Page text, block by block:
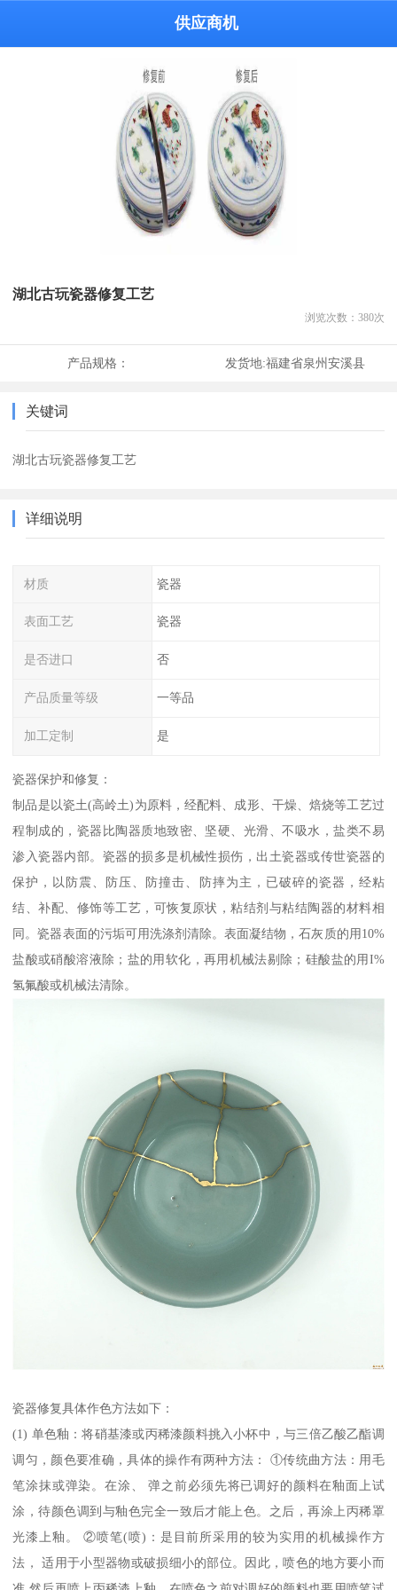
供应商机
湖北古玩瓷器修复工艺
浏览次数： 380次
产品规格： 发货地:福建省泉州安溪县
关键词
湖北古玩瓷器修复工艺
详细说明
材质 瓷器
表面工艺 瓷器
是否进口 否
产品质量等级 一等品
加工定制 是
瓷器保护和修复：
制品是以瓷土(高岭土)为原料，经配料、成形、干燥、焙烧等工艺过
程制成的，瓷器比陶器质地致密、坚硬、光滑、不吸水，盐类不易
渗入瓷器内部。瓷器的损多是机械性损伤，出土瓷器或传世瓷器的
保护，以防震、防压、防撞击、防摔为主，已破碎的瓷器，经粘
结、补配、修饰等工艺，可恢复原状，粘结剂与粘结陶器的材料相
同。瓷器表面的污垢可用洗涤剂清除。表面凝结物，石灰质的用10%
盐酸或硝酸溶液除；盐的用软化，再用机械法剔除；硅酸盐的用I%
氢氟酸或机械法清除。
瓷器修复具体作色方法如下：
(1) 单色釉：将硝基漆或丙稀漆颜料挑入小杯中，与三倍乙酸乙酯调
调匀，颜色要准确，具体的操作有两种方法： ①传统曲方法：用毛
笔涂抹或弹染。在涂、 弹之前必须先将已调好的颜料在釉面上试
涂，待颜色调到与釉色完全一致后才能上色。之后，再涂上丙稀罩
光漆上釉。 ②喷笔(喷)：是目前所采用的较为实用的机械操作方
法， 适用于小型器物或破损细小的部位。因此，喷色的地方要小而